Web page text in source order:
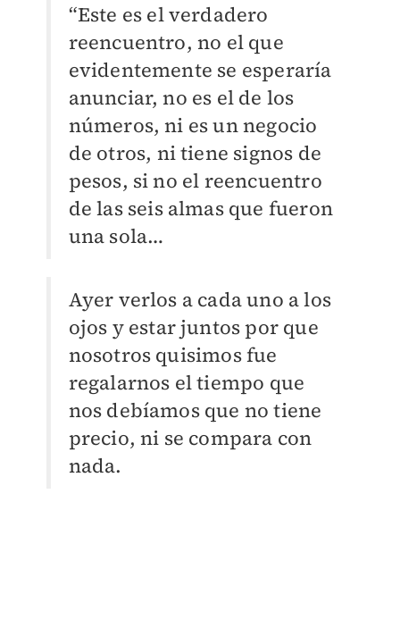
“Este es el verdadero
reencuentro, no el que
evidentemente se esperaría
anunciar, no es el de los
números, ni es un negocio
de otros, ni tiene signos de
pesos, si no el reencuentro
de las seis almas que fueron
una sola…
Ayer verlos a cada uno a los
ojos y estar juntos por que
nosotros quisimos fue
regalarnos el tiempo que
nos debíamos que no tiene
precio, ni se compara con
nada.